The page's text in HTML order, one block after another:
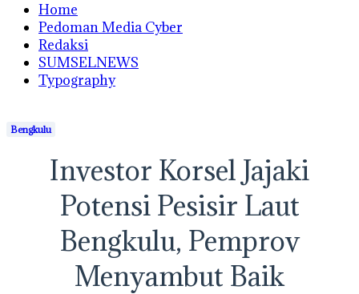
Home
Pedoman Media Cyber
Redaksi
SUMSELNEWS
Typography
Bengkulu
Investor Korsel Jajaki
Potensi Pesisir Laut
Bengkulu, Pemprov
Menyambut Baik